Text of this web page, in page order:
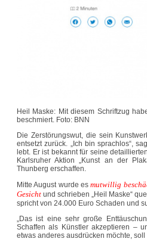
Heil Maske: Mit diesem Schriftzug
beschmiert. Foto: BNN
Die Zerstörungswut, die sein
entsetzt zurück. „Ich bin sprachlos“,
lebt. Er ist bekannt für seine
Karlsruher Aktion „Kunst an der
Thunberg erschaffen.
Mitte August wurde esmutwillig
Gesicht und schrieben „Heil Maske“
spricht von 24.000 Euro Schaden und
„Das ist eine sehr große
Schaffen als Künstler akzeptieren –
etwas anderes ausdrücken möchte,